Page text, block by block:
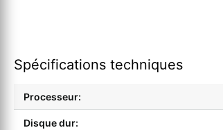
Spécifications techniques
Processeur:
Disque dur: